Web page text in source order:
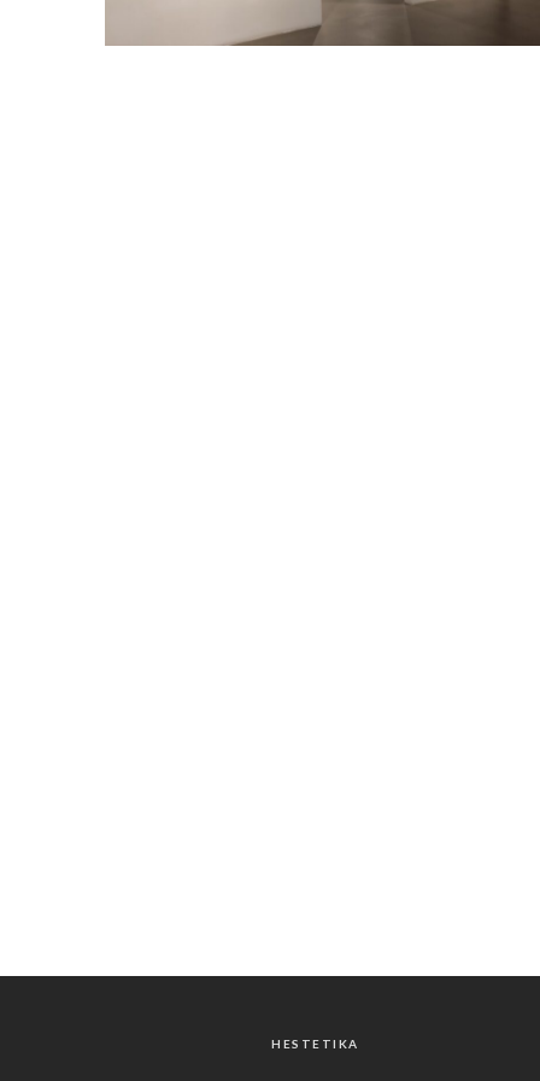
HESTETIKA